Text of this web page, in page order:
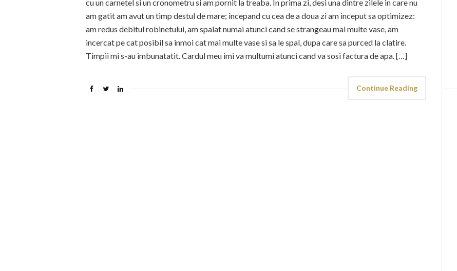
cu un carnetel si un cronometru si am pornit la treaba. In prima zi, desi una dintre zilele in care nu
am gatit am avut un timp destul de mare; incepand cu cea de a doua zi am inceput sa optimizez:
am redus debitul robinetului, am spalat numai atunci cand se strangeau mai multe vase, am
incercat pe cat posibil sa inmoi cat mai multe vase si sa le spal, dupa care sa purced la clatire.
Timpii mi s-au imbunatatit. Cardul meu imi va multumi atunci cand va sosi factura de apa. […]
Continue Reading